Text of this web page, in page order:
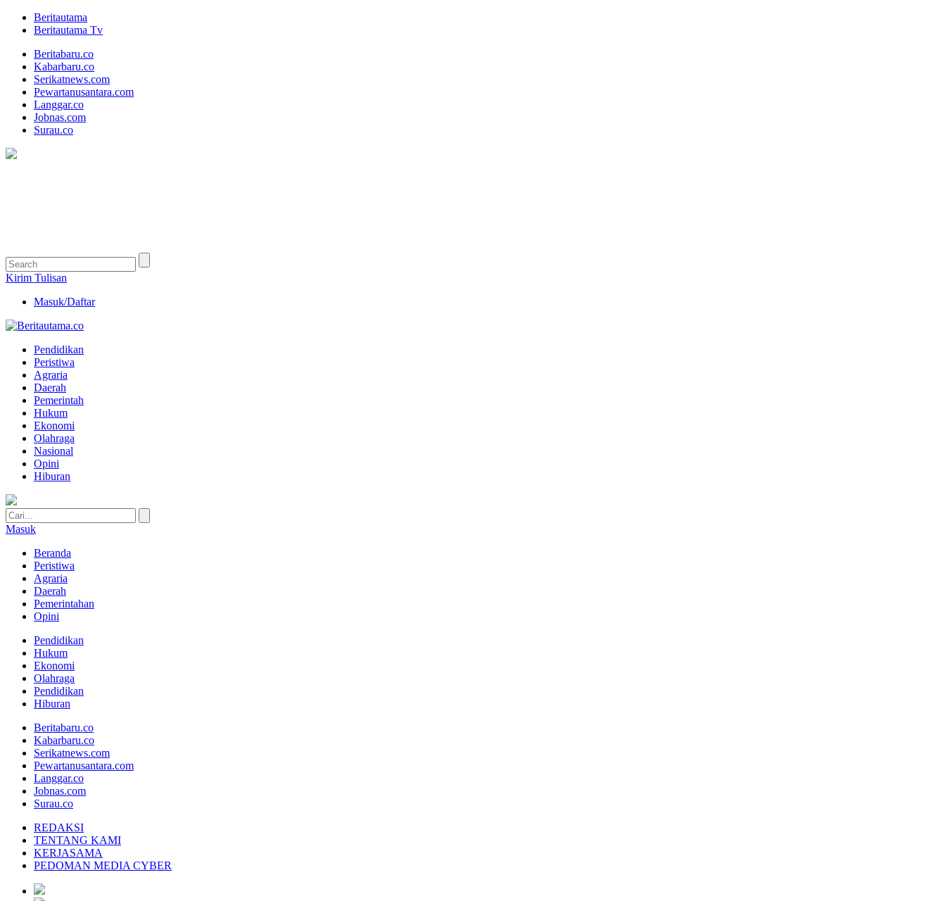
Beritautama
Beritautama Tv
Beritabaru.co
Kabarbaru.co
Serikatnews.com
Pewartanusantara.com
Langgar.co
Jobnas.com
Surau.co
Kirim Tulisan
Masuk/Daftar
Pendidikan
Peristiwa
Agraria
Daerah
Pemerintah
Hukum
Ekonomi
Olahraga
Nasional
Opini
Hiburan
Masuk
Beranda
Peristiwa
Agraria
Daerah
Pemerintahan
Opini
Pendidikan
Hukum
Ekonomi
Olahraga
Pendidikan
Hiburan
Beritabaru.co
Kabarbaru.co
Serikatnews.com
Pewartanusantara.com
Langgar.co
Jobnas.com
Surau.co
REDAKSI
TENTANG KAMI
KERJASAMA
PEDOMAN MEDIA CYBER